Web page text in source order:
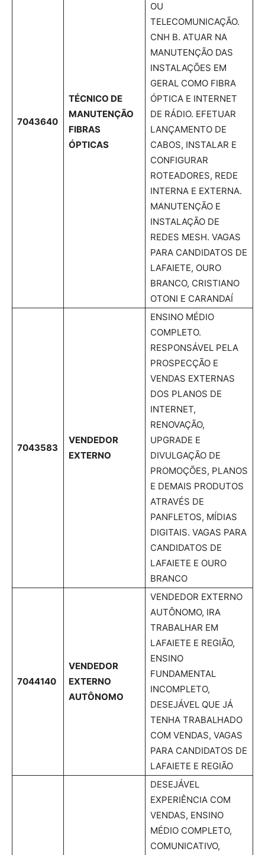
7043640
TÉCNICO DE
MANUTENÇÃO
FIBRAS
ÓPTICAS
OU
TELECOMUNICAÇÃO.
CNH B. ATUAR NA
MANUTENÇÃO DAS
INSTALAÇÕES EM
GERAL COMO FIBRA
ÓPTICA E INTERNET
DE RÁDIO. EFETUAR
LANÇAMENTO DE
CABOS, INSTALAR E
CONFIGURAR
ROTEADORES, REDE
INTERNA E EXTERNA.
MANUTENÇÃO E
INSTALAÇÃO DE
REDES MESH. VAGAS
PARA CANDIDATOS DE
LAFAIETE, OURO
BRANCO, CRISTIANO
OTONI E CARANDAÍ
7043583
VENDEDOR
EXTERNO
ENSINO MÉDIO
COMPLETO.
RESPONSÁVEL PELA
PROSPECÇÃO E
VENDAS EXTERNAS
DOS PLANOS DE
INTERNET,
RENOVAÇÃO,
UPGRADE E
DIVULGAÇÃO DE
PROMOÇÕES, PLANOS
E DEMAIS PRODUTOS
ATRAVÉS DE
PANFLETOS, MÍDIAS
DIGITAIS. VAGAS PARA
CANDIDATOS DE
LAFAIETE E OURO
BRANCO
7044140
VENDEDOR
EXTERNO
AUTÔNOMO
VENDEDOR EXTERNO
AUTÔNOMO, IRA
TRABALHAR EM
LAFAIETE E REGIÃO,
ENSINO
FUNDAMENTAL
INCOMPLETO,
DESEJÁVEL QUE JÁ
TENHA TRABALHADO
COM VENDAS, VAGAS
PARA CANDIDATOS DE
LAFAIETE E REGIÃO
DESEJÁVEL
EXPERIÊNCIA COM
VENDAS, ENSINO
MÉDIO COMPLETO,
COMUNICATIVO,